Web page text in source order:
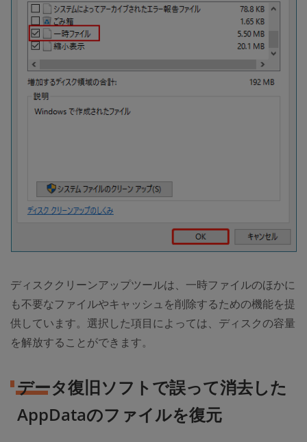
ディスククリーンアップツールは、一時ファイルのほかに
も不要なファイルやキャッシュを削除するための機能を提
供しています。選択した項目によっては、ディスクの容量
を解放することができます。
データ復旧ソフトで誤って消去した
AppDataのファイルを復元